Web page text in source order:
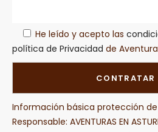
He leído y acepto las
política de Privacidad de
Información básica protección
Responsable: AVENTURAS EN